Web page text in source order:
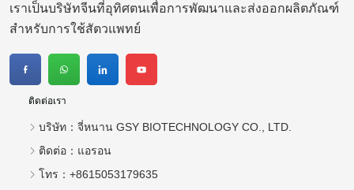
เราเป็นบริษัทจีนที่อุทิศตนเพื่อการพัฒนาและส่งออกผลิตภัณฑ์
สำหรับการใช้สัตวแพทย์
ติดต่อเรา
บริษัท： จี่หนาน GSY BIOTECHNOLOGY CO., LTD.
ติดต่อ： แอรอน
โทร： +8615053179635